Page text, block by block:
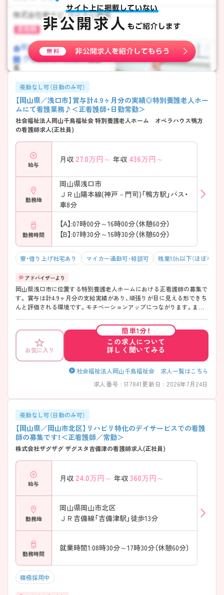
夜勤なし可（日勤のみ可）
【岡山県／浅口市】賞与計4.9ヶ月分の実績◎特別養護老人ホー
ムにて看護業務♪＜正看護師・日勤常勤＞
社会福祉法人岡山千鳥福祉会 特別養護老人ホーム オペラハウス鴨方
の看護師求人(正社員)
給与
月収 27.0万円～ 年収 436万円～
勤務地
岡山県浅口市
ＪＲ山陽本線(神戸－門司)「鴨方駅」バス・
車8分
勤務時間
【A】:07時00分～16時00分（休憩60分）
【B】:07時30分～16時30分（休憩60分）
寮・借り上げ社宅あり マイカー通勤可・相談可 残業10h以下（ほぼなし）
岡山県浅口市に位置する特別養護老人ホームにおける正看護師の募集で
す。 賞与は計4.9ヶ月分の支給実績があり、頑張りが目に見える形できち
んと評価される環境です。モチベーションアップにつながります。また、
しても働ける職場環境です。 ご興味のある方には、面接対策ポイントな
ど、さらに詳細をご案内しますのでお気軽にご相談ください！
お気に入り
簡単1分！
この求人について
詳しく聞いてみる
社会福祉法人岡山千鳥福祉会 求人一覧はこちら
求人番号 : 517841更新日 : 2026年7月24日
夜勤なし可（日勤のみ可）
【岡山県／岡山市北区】リハビリ特化のデイサービスでの看護
師の募集です！＜正看護師／常勤＞
株式会社ザグザグ ザグスタ吉備津の看護師求人(正社員)
給与
月収 24.0万円～ 年収 360万円～
勤務地
岡山県岡山市北区
ＪＲ吉備線「吉備津駅」徒歩13分
勤務時間
就業時間1:08時30分～17時30分（休憩60分）
積極採用中